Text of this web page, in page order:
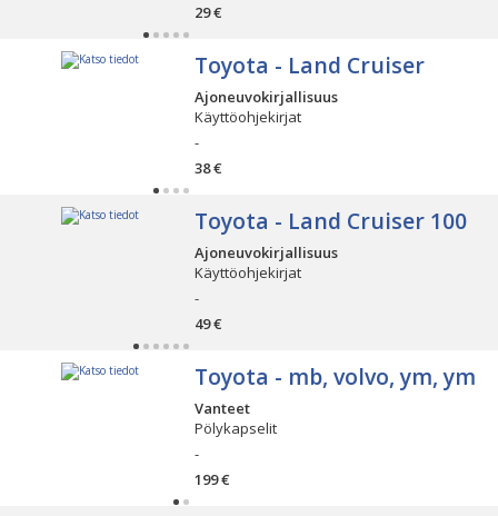
29 €
Toyota - Land Cruiser
Ajoneuvokirjallisuus
Käyttöohjekirjat
-
38 €
Toyota - Land Cruiser 100
Ajoneuvokirjallisuus
Käyttöohjekirjat
-
49 €
Toyota - mb, volvo, ym, ym
Vanteet
Pölykapselit
-
199 €